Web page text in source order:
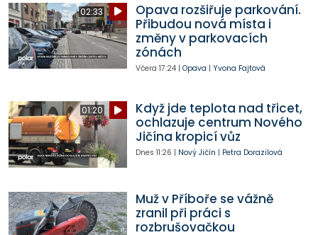
02:33
Opava rozšiřuje parkování.
Přibudou nová místa i
změny v parkovacích
zónách
Včera 17:24| Opava | Yvona Fajtová
01:20
Když jde teplota nad třicet,
ochlazuje centrum Nového
Jičína kropicí vůz
Dnes 11:26 | Nový Jičín | Petra Dorazilová
Muž v Příboře se vážně
zranil při práci s
rozbrušovačkou